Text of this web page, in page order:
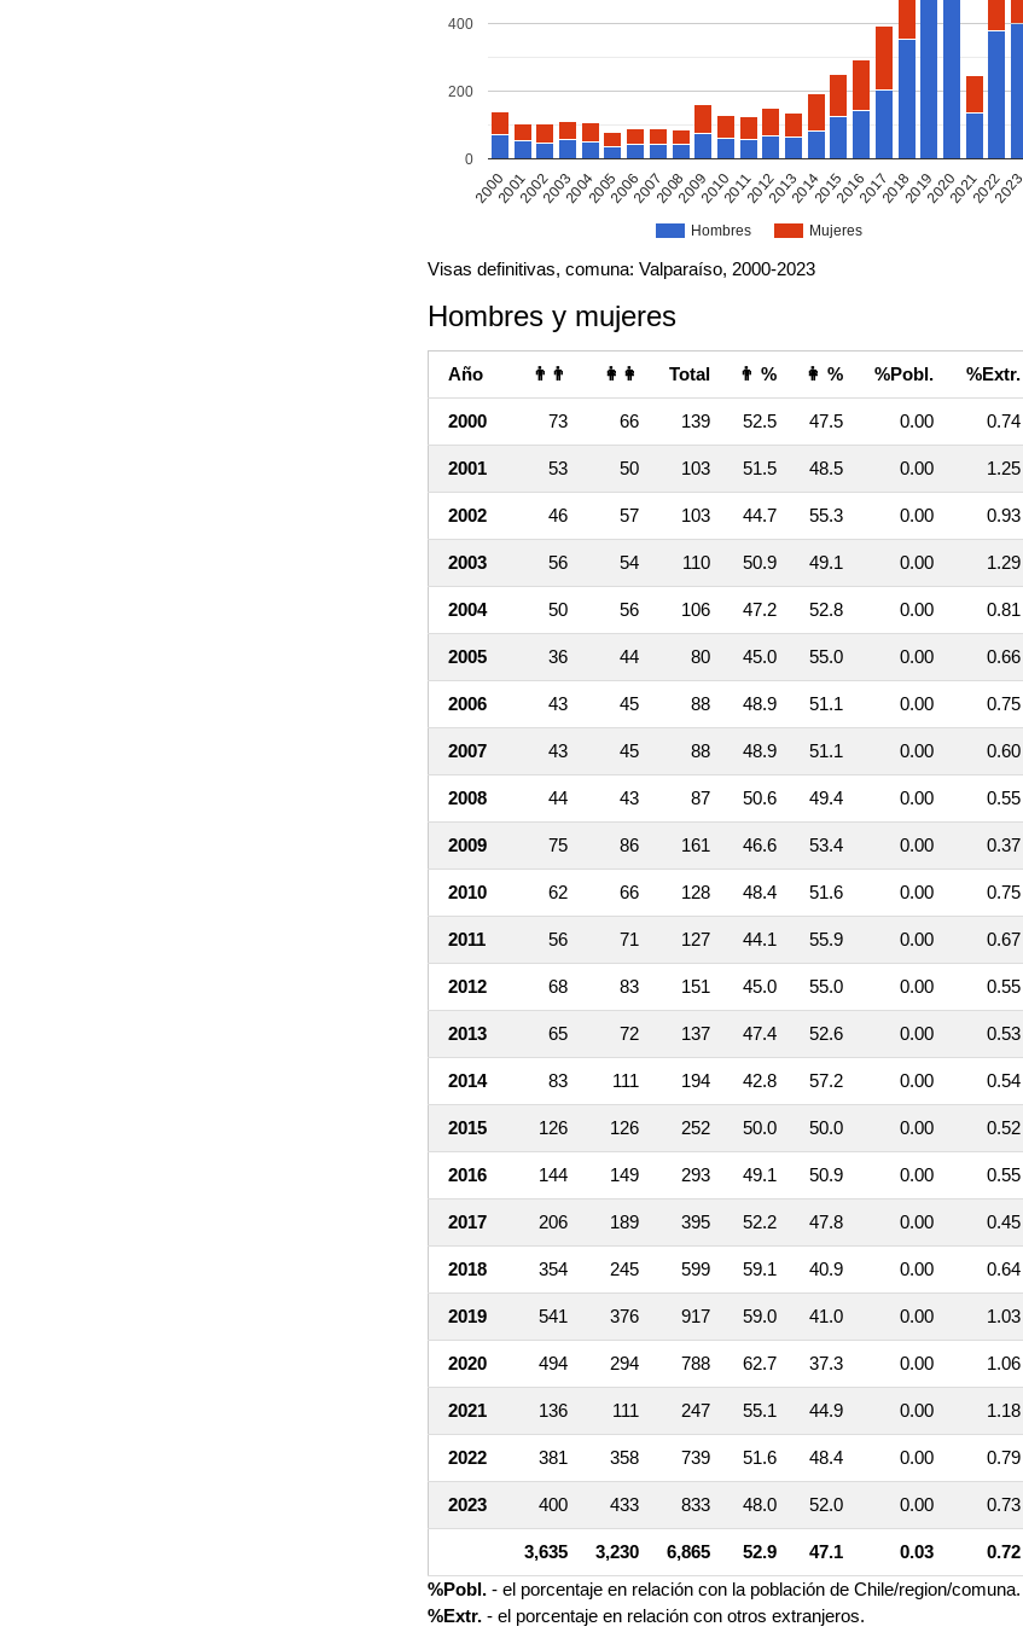
Hombres Mujeres
200020012002200320042005200620072008200920102011201220132014201520162017201820192020202120222023
0
200
400
Visas definitivas, comuna: Valparaíso, 2000-2023
Hombres y mujeres
Año 👨👨 👩👩 Total 👨 % 👩 % %Pobl. %Extr.
2000 73 66 139 52.5 47.5 0.00 0.74
2001 53 50 103 51.5 48.5 0.00 1.25
2002 46 57 103 44.7 55.3 0.00 0.93
2003 56 54 110 50.9 49.1 0.00 1.29
2004 50 56 106 47.2 52.8 0.00 0.81
2005 36 44 80 45.0 55.0 0.00 0.66
2006 43 45 88 48.9 51.1 0.00 0.75
2007 43 45 88 48.9 51.1 0.00 0.60
2008 44 43 87 50.6 49.4 0.00 0.55
2009 75 86 161 46.6 53.4 0.00 0.37
2010 62 66 128 48.4 51.6 0.00 0.75
2011 56 71 127 44.1 55.9 0.00 0.67
2012 68 83 151 45.0 55.0 0.00 0.55
2013 65 72 137 47.4 52.6 0.00 0.53
2014 83 111 194 42.8 57.2 0.00 0.54
2015 126 126 252 50.0 50.0 0.00 0.52
2016 144 149 293 49.1 50.9 0.00 0.55
2017 206 189 395 52.2 47.8 0.00 0.45
2018 354 245 599 59.1 40.9 0.00 0.64
2019 541 376 917 59.0 41.0 0.00 1.03
2020 494 294 788 62.7 37.3 0.00 1.06
2021 136 111 247 55.1 44.9 0.00 1.18
2022 381 358 739 51.6 48.4 0.00 0.79
2023 400 433 833 48.0 52.0 0.00 0.73
3,635 3,230 6,865 52.9 47.1 0.03
0.72
%Pobl. - el porcentaje en relación con la población de Chile/region/comuna.
%Extr. - el porcentaje en relación con otros extranjeros.